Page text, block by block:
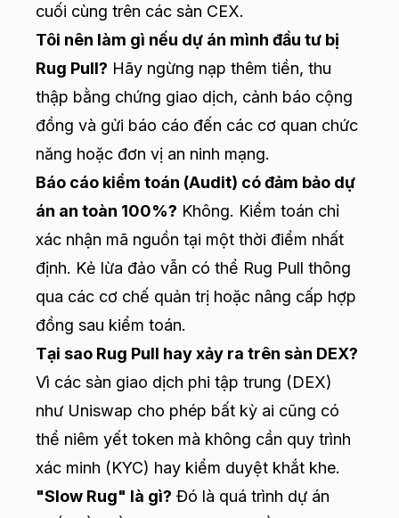
cuối cùng trên các sàn CEX.
Tôi nên làm gì nếu dự án mình đầu tư bị
Rug Pull? Hãy ngừng nạp thêm tiền, thu
thập bằng chứng giao dịch, cảnh báo cộng
đồng và gửi báo cáo đến các cơ quan chức
năng hoặc đơn vị an ninh mạng.
Báo cáo kiểm toán (Audit) có đảm bảo dự
án an toàn 100%? Không. Kiểm toán chỉ
xác nhận mã nguồn tại một thời điểm nhất
định. Kẻ lừa đảo vẫn có thể Rug Pull thông
qua các cơ chế quản trị hoặc nâng cấp hợp
đồng sau kiểm toán.
Tại sao Rug Pull hay xảy ra trên sàn DEX?
Vì các sàn giao dịch phi tập trung (DEX)
như Uniswap cho phép bất kỳ ai cũng có
thể niêm yết token mà không cần quy trình
xác minh (KYC) hay kiểm duyệt khắt khe.
"Slow Rug" là gì? Đó là quá trình dự án